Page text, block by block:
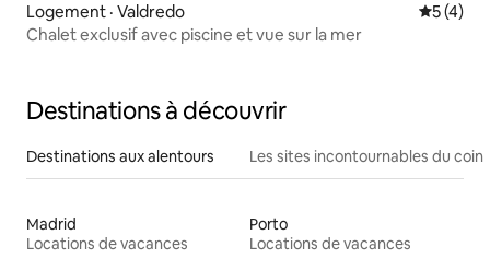
Logement · Valdredo Note
5 (4)
Chalet exclusif avec piscine et vue sur la mer
Destinations à découvrir
Destinations aux alentours Les sites incontournables du coin
Madrid
Locations de vacances
Porto
Locations de vacances